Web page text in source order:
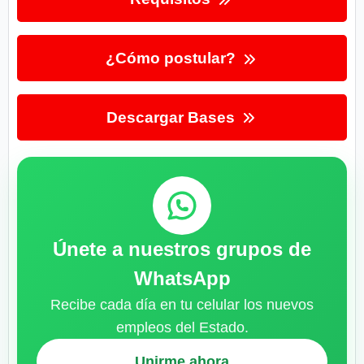
¿Cómo postular?
Descargar Bases
Únete a nuestros grupos de
WhatsApp
Recibe cada día en tu celular los nuevos
empleos del Estado.